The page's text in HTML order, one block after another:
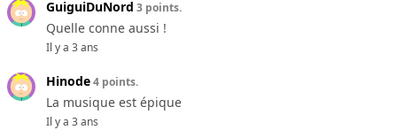
GuiguiDuNord 3 points.
Quelle conne aussi !
Il y a 3 ans
Hinode4 points.
La musique est épique
Il y a 3 ans